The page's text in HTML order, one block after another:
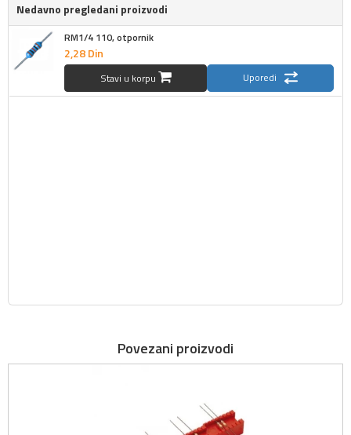
Nedavno pregledani proizvodi
RM1/4 110, otpornik
2,28Din
Stavi u korpu Uporedi
Povezani proizvodi